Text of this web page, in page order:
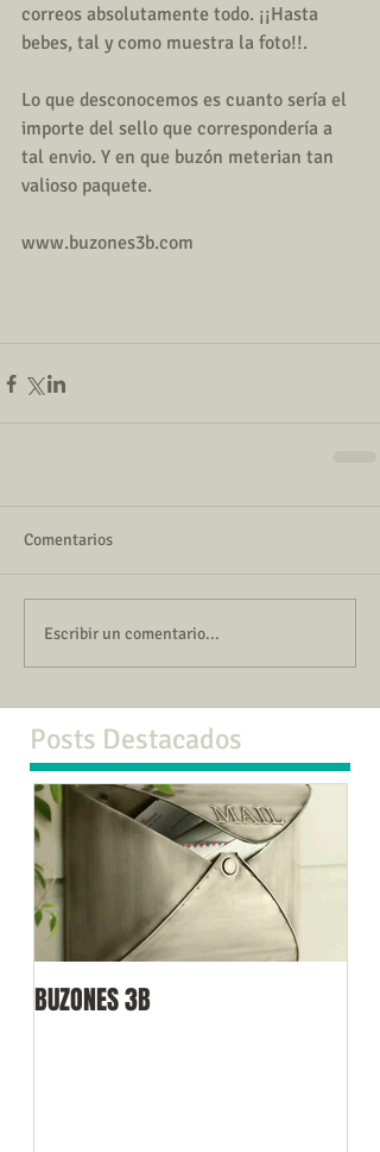
correos absolutamente todo. ¡¡Hasta
bebes, tal y como muestra la foto!!.
Lo que desconocemos es cuanto sería el
importe del sello que correspondería a
tal envio. Y en que buzón meterian tan
valioso paquete.
www.buzones3b.com
Comentarios
Escribir un comentario...
Posts Destacados
BUZONES 3B